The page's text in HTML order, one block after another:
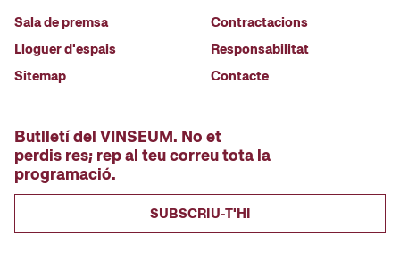
Sala de premsa
Lloguer d'espais
Sitemap
Contractacions
Responsabilitat
Contacte
Butlletí del VINSEUM. No et
perdis res; rep al teu correu tota la
programació.
SUBSCRIU-T'HI